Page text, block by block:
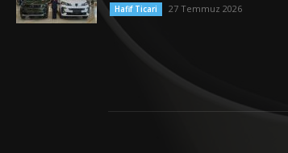
Hafif Ticari 27 Temmuz 2026